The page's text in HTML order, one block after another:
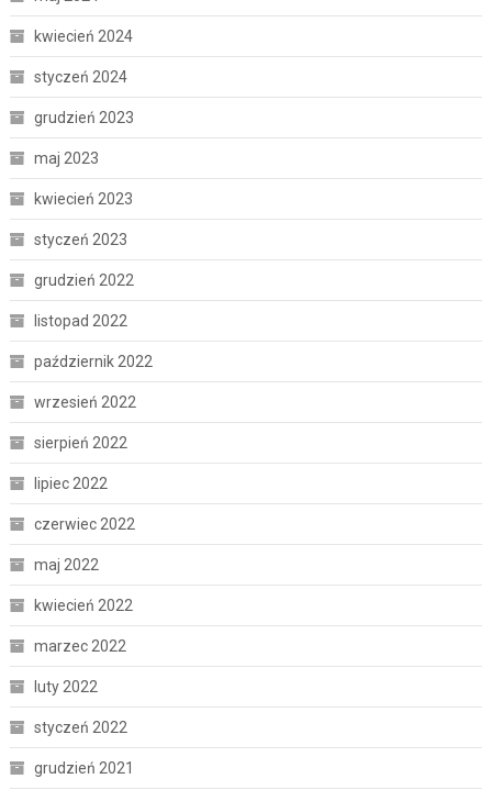
kwiecień 2024
styczeń 2024
grudzień 2023
maj 2023
kwiecień 2023
styczeń 2023
grudzień 2022
listopad 2022
październik 2022
wrzesień 2022
sierpień 2022
lipiec 2022
czerwiec 2022
maj 2022
kwiecień 2022
marzec 2022
luty 2022
styczeń 2022
grudzień 2021